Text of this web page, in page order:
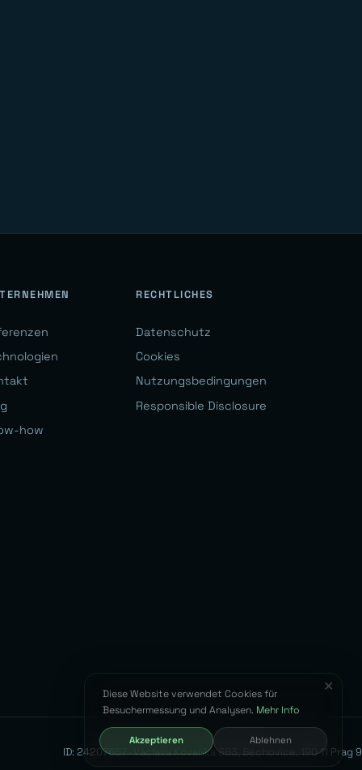
how
RECHTLICHES
Datenschutz
Cookies
Nutzungsbedingungen
Responsible Disclosure
ID: 24207667 · Václava Kovaříka 383, Běchovice, 190 11 Prag 9
✕
Diese Website verwendet Cookies für
Besuchermessung und Analysen. Mehr Info
Akzeptieren Ablehnen